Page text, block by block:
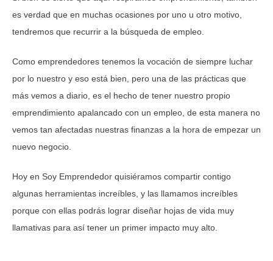
es verdad que en muchas ocasiones por uno u otro motivo,
tendremos que recurrir a la búsqueda de empleo.
Como emprendedores tenemos la vocación de siempre luchar
por lo nuestro y eso está bien, pero una de las prácticas que
más vemos a diario, es el hecho de tener nuestro propio
emprendimiento apalancado con un empleo, de esta manera no
vemos tan afectadas nuestras finanzas a la hora de empezar un
nuevo negocio.
Hoy en Soy Emprendedor quisiéramos compartir contigo
algunas herramientas increíbles, y las llamamos increíbles
porque con ellas podrás lograr diseñar hojas de vida muy
llamativas para así tener un primer impacto muy alto.